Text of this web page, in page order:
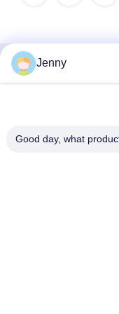
Contacto rápido
internacional de la
Jenny
Good day, what